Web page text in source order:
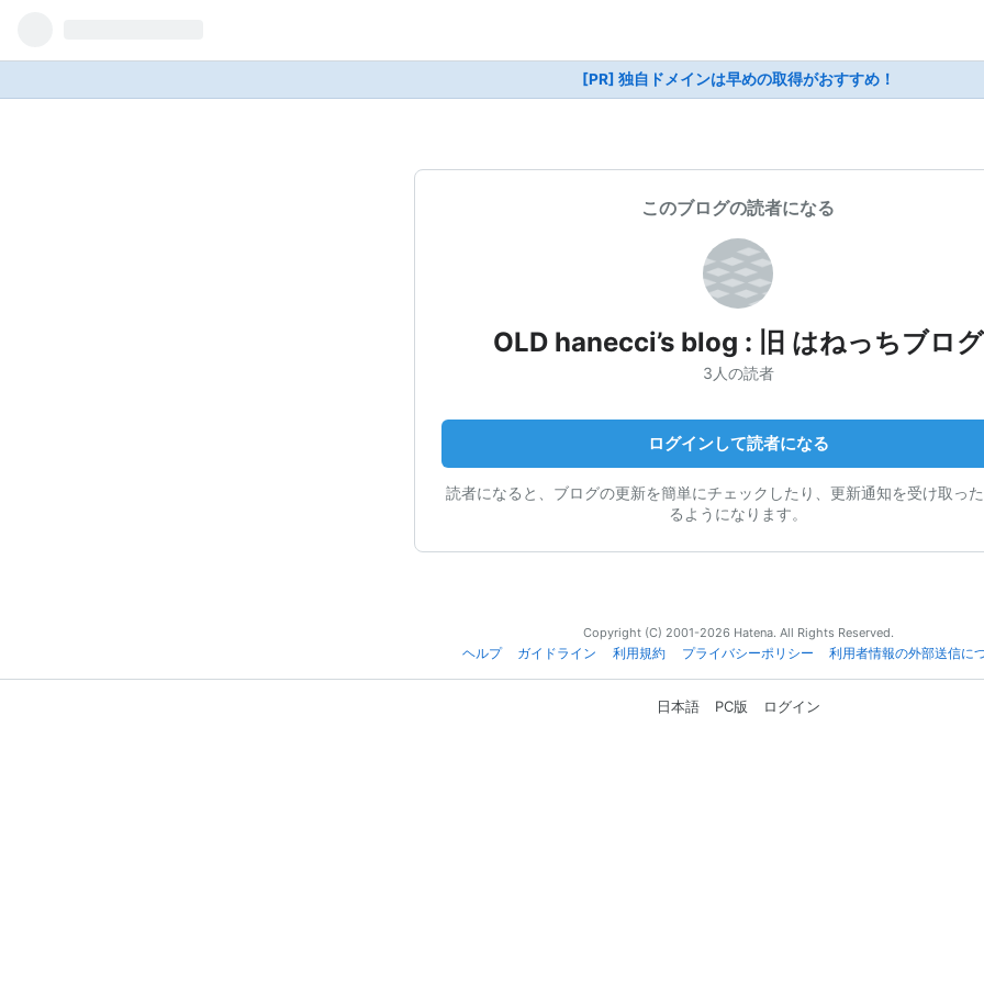
[PR] 独自ドメインは早めの取得がおすすめ！
このブログの読者になる
OLD hanecci’s blog : 旧 はねっちブログ
3人の読者
ログインして読者になる
読者になると、ブログの更新を簡単にチェックしたり、更新通知を受け取っ
るようになります。
Copyright (C) 2001-2026 Hatena. All Rights Reserved.
ヘルプ
ガイドライン 利用規約 プライバシーポリシー 利用者情報の外部送信に
日本語 PC版 ログイン